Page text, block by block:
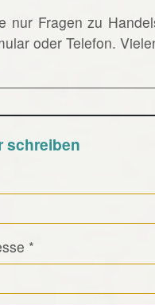
nur Fragen zu
oder Telefon.
schreiben
*